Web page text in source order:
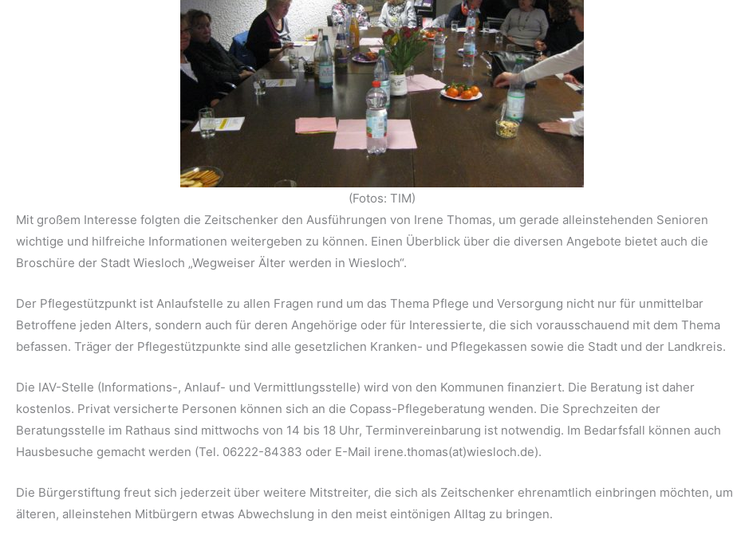
(Fotos: TIM)
Mit großem Interesse folgten die Zeitschenker den Ausführungen von Irene Thomas, um gerade alleinstehenden Senioren
wichtige und hilfreiche Informationen weitergeben zu können. Einen Überblick über die diversen Angebote bietet auch die
Broschüre der Stadt Wiesloch „Wegweiser Älter werden in Wiesloch“.
Der Pflegestützpunkt ist Anlaufstelle zu allen Fragen rund um das Thema Pflege und Versorgung nicht nur für unmittelbar
Betroffene jeden Alters, sondern auch für deren Angehörige oder für Interessierte, die sich vorausschauend mit dem Thema
befassen. Träger der Pflegestützpunkte sind alle gesetzlichen Kranken- und Pflegekassen sowie die Stadt und der Landkreis.
Die IAV-Stelle (Informations-, Anlauf- und Vermittlungsstelle) wird von den Kommunen finanziert. Die Beratung ist daher
kostenlos. Privat versicherte Personen können sich an die Copass-Pflegeberatung wenden. Die Sprechzeiten der
Beratungsstelle im Rathaus sind mittwochs von 14 bis 18 Uhr, Terminvereinbarung ist notwendig. Im Bedarfsfall können auch
Hausbesuche gemacht werden (Tel. 06222-84383 oder E-Mail irene.thomas(at)wiesloch.de).
Die Bürgerstiftung freut sich jederzeit über weitere Mitstreiter, die sich als Zeitschenker ehrenamtlich einbringen möchten, um
älteren, alleinstehen Mitbürgern etwas Abwechslung in den meist eintönigen Alltag zu bringen.